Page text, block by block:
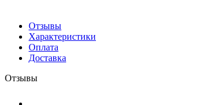
Отзывы
Характеристики
Оплата
Доставка
Отзывы